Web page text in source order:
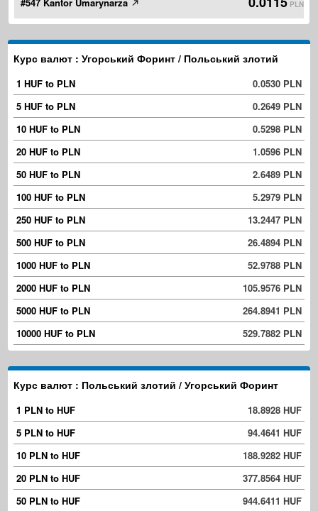
#547 Kantor Umarynarza PLN
Курс валют : Угорський Форинт / Польський злотий
1 HUF to PLN
0.0530 PLN
5 HUF to PLN
0.2649 PLN
10 HUF to PLN
0.5298 PLN
20 HUF to PLN
1.0596 PLN
50 HUF to PLN
2.6489 PLN
100 HUF to PLN
5.2979 PLN
250 HUF to PLN
13.2447 PLN
500 HUF to PLN
26.4894 PLN
1000 HUF to PLN
52.9788 PLN
2000 HUF to PLN
105.9576 PLN
5000 HUF to PLN
264.8941 PLN
10000 HUF to PLN
529.7882 PLN
Курс валют : Польський злотий / Угорський Форинт
1 PLN to HUF
18.8928 HUF
5 PLN to HUF
94.4641 HUF
10 PLN to HUF
188.9282 HUF
20 PLN to HUF
377.8564 HUF
50 PLN to HUF
944.6411 HUF